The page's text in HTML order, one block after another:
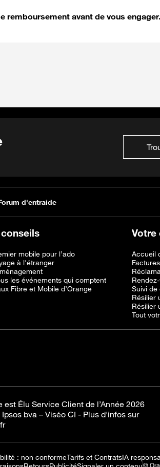
remboursement avant de vous engager.